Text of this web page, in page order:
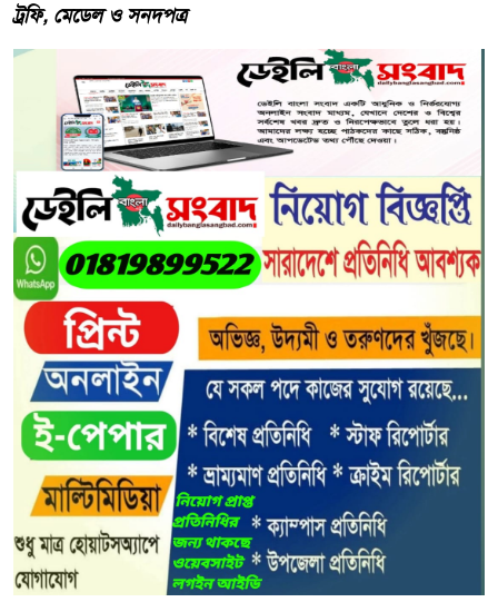
ট্রফি, মেডেল ও সনদপত্র